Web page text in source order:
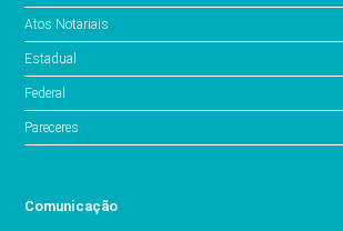
Atos Notariais
Estadual
Federal
Pareceres
Comunicação